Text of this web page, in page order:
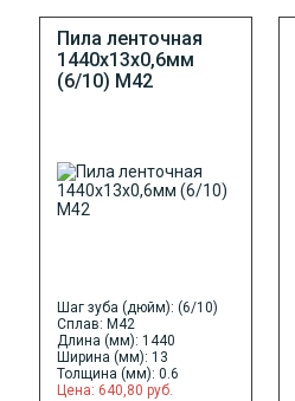
Пила ленточная
1440х13х0,6мм
(6/10) М42
Шаг зуба (дюйм): (6/10)
Сплав: M42
Длина (мм): 1440
Ширина (мм): 13
Толщина (мм): 0.6
Цена: 640,80 руб.